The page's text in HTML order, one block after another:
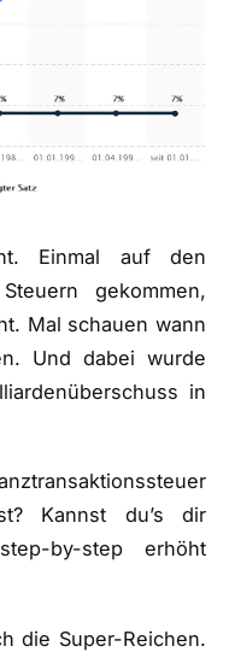
Einmal auf den
gekommen,
Mal schauen wann
Und dabei wurde
in
Kannst du’s dir
by-step erhöht
die Super-Reichen.